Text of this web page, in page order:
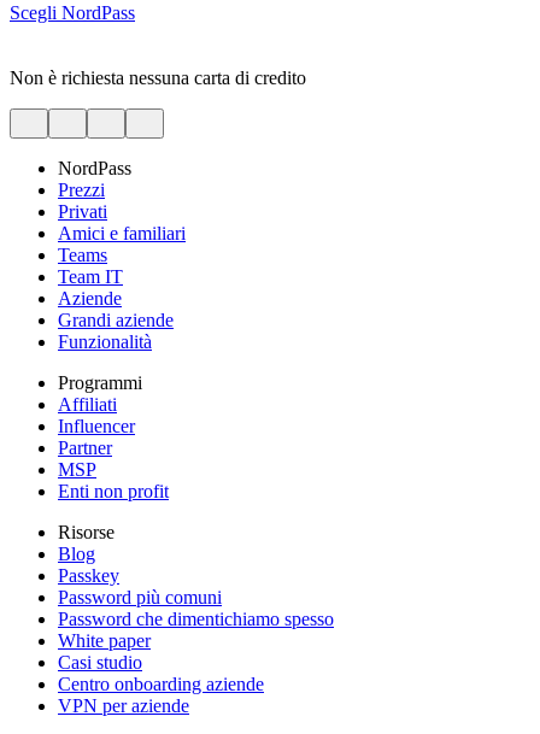
Scegli NordPass
Non è richiesta nessuna carta di credito
NordPass
Prezzi
Privati
Amici e familiari
Teams
Team IT
Aziende
Grandi aziende
Funzionalità
Programmi
Affiliati
Influencer
Partner
MSP
Enti non profit
Risorse
Blog
Passkey
Password più comuni
Password che dimentichiamo spesso
White paper
Casi studio
Centro onboarding aziende
VPN per aziende